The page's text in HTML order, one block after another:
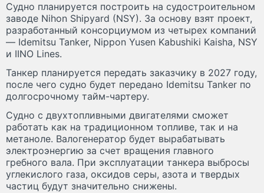
Судно планируется построить на судостроительном
заводе Nihon Shipyard (NSY). За основу взят проект,
разработанный консорциумом из четырех компаний
— Idemitsu Tanker, Nippon Yusen Kabushiki Kaisha, NSY
и IINO Lines.
Танкер планируется передать заказчику в 2027 году,
после чего судно будет передано Idemitsu Tanker по
долгосрочному тайм-чартеру.
Судно с двухтопливными двигателями сможет
работать как на традиционном топливе, так и на
метаноле. Валогенератор будет вырабатывать
электроэнергию за счет вращения главного
гребного вала. При эксплуатации танкера выбросы
углекислого газа, оксидов серы, азота и твердых
частиц будут значительно снижены.